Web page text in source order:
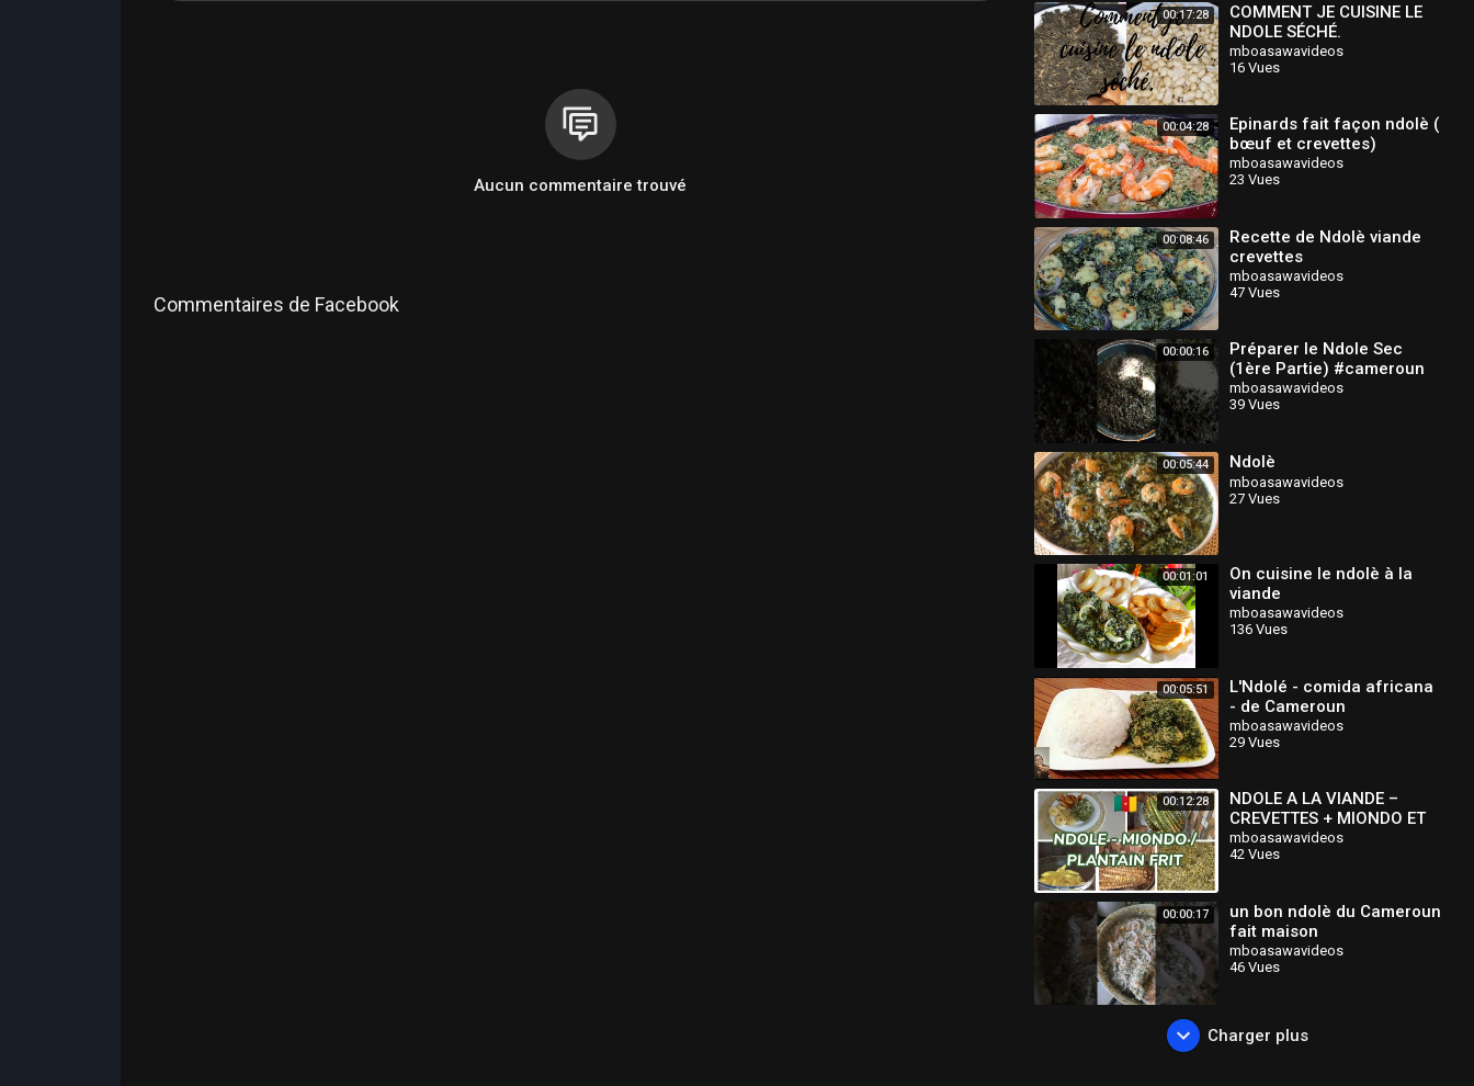
Aucun commentaire trouvé
Commentaires de Facebook
00:17:28
COMMENT JE CUISINE LE
NDOLE SÉCHÉ.
mboasawavideos
16 Vues
00:04:28
Epinards fait façon ndolè (
bœuf et crevettes)
mboasawavideos
23 Vues
00:08:46
Recette de Ndolè viande
crevettes
mboasawavideos
47 Vues
00:00:16
Préparer le Ndole Sec
(1ère Partie) #cameroun
mboasawavideos
39 Vues
00:05:44 Ndolè
mboasawavideos
27 Vues
00:01:01
On cuisine le ndolè à la
viande
mboasawavideos
136 Vues
00:05:51
L'Ndolé - comida africana
- de Cameroun
mboasawavideos
29 Vues
00:12:28
NDOLE A LA VIANDE –
CREVETTES + MIONDO ET
PLANTAIN FRIT / REPAS
AFRICAIN / CUISINE
mboasawavideos
42 Vues
00:00:17
un bon ndolè du Cameroun
fait maison
mboasawavideos
46 Vues
Charger plus